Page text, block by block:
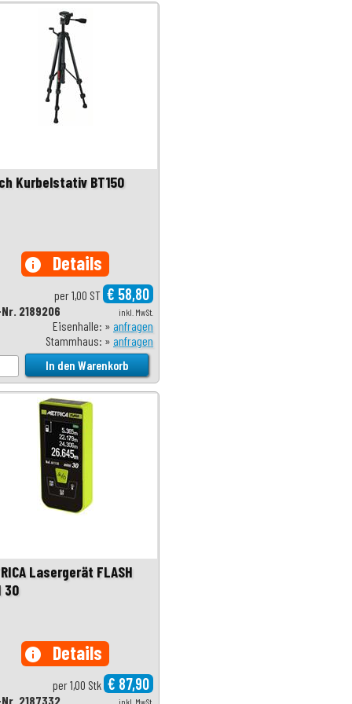
Kurbelstativ BT150
info Details
per 1,00 ST € 58,80
inkl. MwSt.
2189206
Eisenhalle: » anfragen
Stammhaus: » anfragen
Lasergerät FLASH
30
info Details
per 1,00 Stk € 87,90
2187332